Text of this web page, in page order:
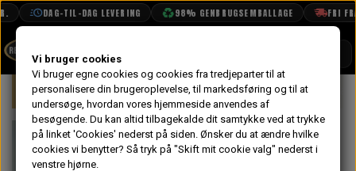
DAG-TIL-DAG LEVERING 98% GENBRUGSEMBALLAGE FRI
BOOK TID
PROJEKTER
TEKNISK DATA
Forside Mini Elektrisk System Lygter &
Gummipakning
Vi bruger cookies
Vi bruger egne cookies og cookies fra tredjeparter til at
personalisere din brugeroplevelse, til markedsføring og til at
undersøge, hvordan vores hjemmeside anvendes af
besøgende. Du kan altid tilbagekalde dit samtykke ved at trykke
på linket 'Cookies' nederst på siden. Ønsker du at ændre hvilke
cookies vi benytter? Så tryk på "Skift mit cookie valg" nederst i
venstre hjørne.